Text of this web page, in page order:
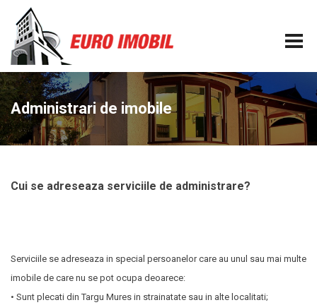
Administrari de imobile
Cui se adreseaza serviciile de administrare?
Serviciile se adreseaza in special persoanelor care au unul sau mai multe
imobile de care nu se pot ocupa deoarece:
• Sunt plecati din Targu Mures in strainatate sau in alte localitati;